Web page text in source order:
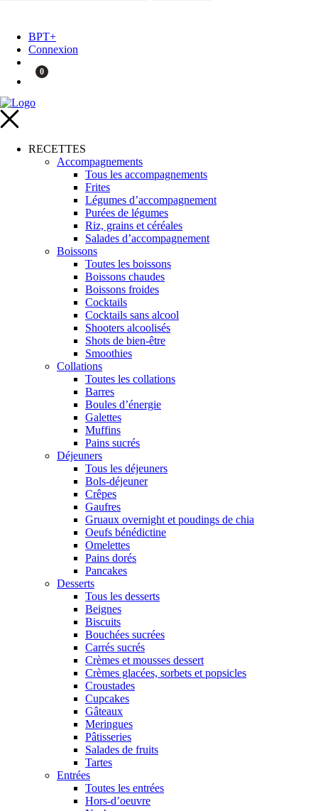
BPT+
Connexion
0
RECETTES
Accompagnements
Tous les accompagnements
Frites
Légumes d’accompagnement
Purées de légumes
Riz, grains et céréales
Salades d’accompagnement
Boissons
Toutes les boissons
Boissons chaudes
Boissons froides
Cocktails
Cocktails sans alcool
Shooters alcoolisés
Shots de bien-être
Smoothies
Collations
Toutes les collations
Barres
Boules d’énergie
Galettes
Muffins
Pains sucrés
Déjeuners
Tous les déjeuners
Bols-déjeuner
Crêpes
Gaufres
Gruaux overnight et poudings de chia
Oeufs bénédictine
Omelettes
Pains dorés
Pancakes
Desserts
Tous les desserts
Beignes
Biscuits
Bouchées sucrées
Carrés sucrés
Crèmes et mousses dessert
Crèmes glacées, sorbets et popsicles
Croustades
Cupcakes
Gâteaux
Meringues
Pâtisseries
Salades de fruits
Tartes
Entrées
Toutes les entrées
Hors-d’oeuvre